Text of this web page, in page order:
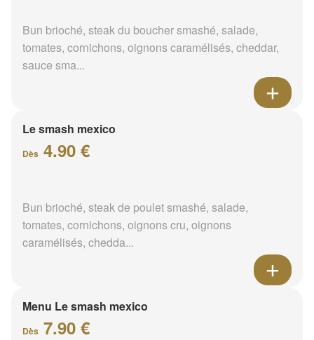
Bun brioché, steak du boucher smashé, salade,
tomates, cornichons, oignons caramélisés, cheddar,
sauce sma...
Le smash mexico
Dès 4.90 €
Bun brioché, steak de poulet smashé, salade,
tomates, cornichons, oignons cru, oignons
caramélisés, chedda...
Menu Le smash mexico
Dès 7.90 €